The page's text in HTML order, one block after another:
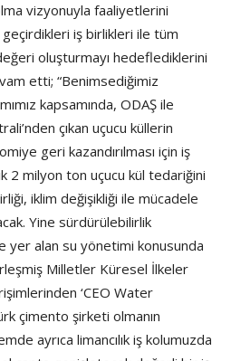
vizyonuyla faaliyetlerini
iş birlikleri ile tüm
oluşturmayı hedeflediklerini
etti; “Benimsediğimiz
kapsamında, ODAŞ ile
çıkan uçucu küllerin
geri kazandırılması için iş
2 milyon ton uçucu kül tedariğini
iklim değişikliği ile mücadele
Yine sürdürülebilirlik
yer alan su yönetimi konusunda
Milletler Küresel İlkeler
‘CEO Water
çimento şirketi olmanın
ayrıca limancılık iş kolumuzda